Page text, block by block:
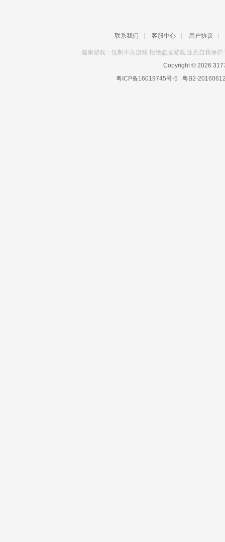
联系我们 客服中心 用户协议
健康游戏：抵制不良游戏 拒绝盗版游戏 注意自我保
Copyright © 2026
粤ICP备16019745号-5 粤B2-